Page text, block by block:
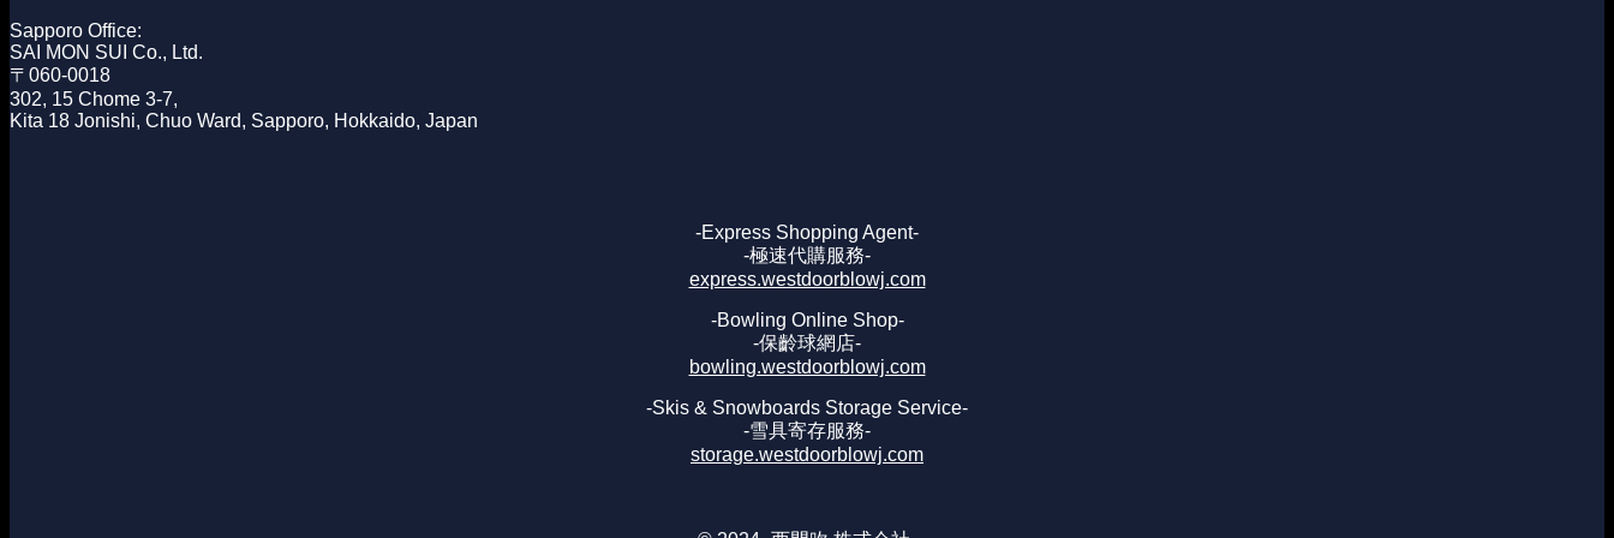
Sapporo Office:
SAI MON SUI Co., Ltd.
〒060-0018
302, 15 Chome 3-7,
Kita 18 Jonishi, Chuo Ward, Sapporo, Hokkaido, Japan
-Express Shopping Agent-
-極速代購服務-
express.westdoorblowj.com
-Bowling Online Shop-
-保齡球網店-
bowling.westdoorblowj.com
-Skis & Snowboards Storage Service-
-雪具寄存服務-
storage.westdoorblowj.com